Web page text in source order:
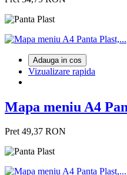
Adauga in cos
Vizualizare rapida
Mapa meniu A4
Pret 49,37 RON